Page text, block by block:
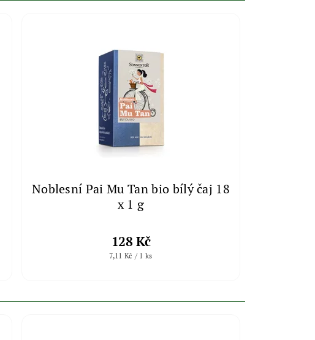
Noblesní Pai Mu Tan bio bílý čaj 18
x 1 g
128 Kč
7,11 Kč / 1 ks